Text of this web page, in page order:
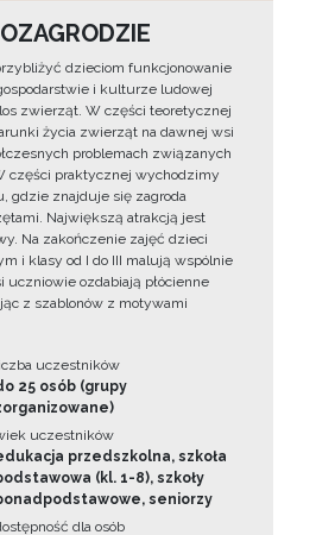
dzieciom funkcjonowanie
i kulturze ludowej
zwierząt. W części teoretycznej
życia zwierząt na dawnej wsi
problemach związanych
części praktycznej wychodzimy
gdzie znajduje się zagroda
Największą atrakcją jest
Na zakończenie zajęć dzieci
i klasy od I do III malują wspólnie
uczniowie ozdabiają płócienne
z szablonów z motywami
uczestników
25 osób (grupy
uczestników
przedszkolna, szkoła
(kl. 1-8), szkoły
seniorzy
dla osób